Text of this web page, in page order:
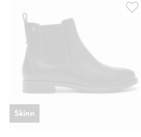
Skinn